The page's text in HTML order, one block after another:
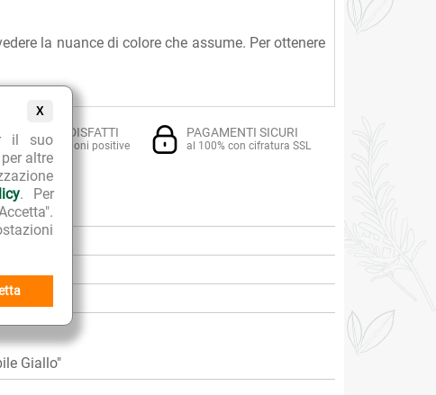
X
il suo
altre
. Per
la nuance di colore che assume. Per ottenere
CLIENTI SODDISFATTI
di recensioni positive
PAGAMENTI SICURI
al 100% con cifratura SSL
Giallo"